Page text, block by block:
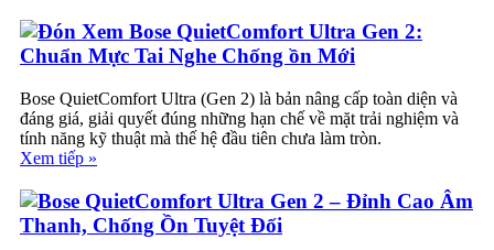
Đón Xem Bose QuietComfort Ultra Gen 2:
Chuẩn Mực Tai Nghe Chống ồn Mới
Bose QuietComfort Ultra (Gen 2) là bản nâng cấp toàn diện và
đáng giá, giải quyết đúng những hạn chế về mặt trải nghiệm và
tính năng kỹ thuật mà thế hệ đầu tiên chưa làm tròn.
Xem tiếp »
Bose QuietComfort Ultra Gen 2 – Đỉnh Cao Âm
Thanh, Chống Ồn Tuyệt Đối